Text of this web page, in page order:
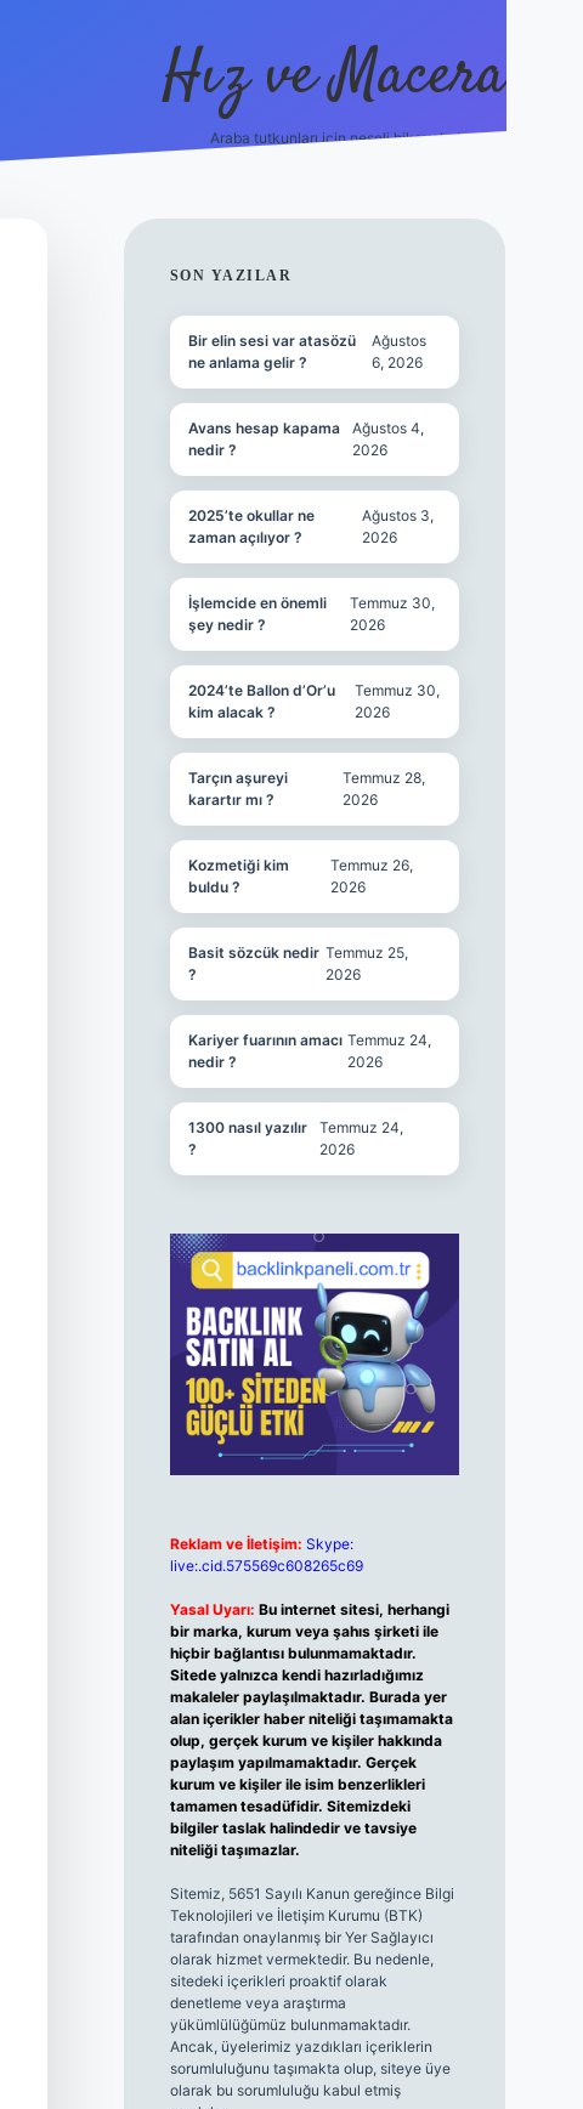
Hız ve Macera
Araba tutkunları için neşeli hikayeler!
SIDEBAR
SON YAZILAR
Bir elin sesi var atasözü
ne anlama gelir ?
Ağustos
6, 2026
Avans hesap kapama
nedir ?
Ağustos 4,
2026
2025’te okullar ne
zaman açılıyor ?
Ağustos 3,
2026
İşlemcide en önemli
şey nedir ?
Temmuz 30,
2026
2024’te Ballon d’Or’u
kim alacak ?
Temmuz 30,
2026
Tarçın aşureyi
karartır mı ?
Temmuz 28,
2026
Kozmetiği kim
buldu ?
Temmuz 26,
2026
Basit sözcük nedir
?
Temmuz 25,
2026
Kariyer fuarının amacı
nedir ?
Temmuz 24,
2026
1300 nasıl yazılır
?
Temmuz 24,
2026
Reklam ve İletişim: Skype:
live:.cid.575569c608265c69
Yasal Uyarı: Bu internet sitesi, herhangi
bir marka, kurum veya şahıs şirketi ile
hiçbir bağlantısı bulunmamaktadır.
Sitede yalnızca kendi hazırladığımız
makaleler paylaşılmaktadır. Burada yer
alan içerikler haber niteliği taşımamakta
olup, gerçek kurum ve kişiler hakkında
paylaşım yapılmamaktadır. Gerçek
kurum ve kişiler ile isim benzerlikleri
tamamen tesadüfidir. Sitemizdeki
bilgiler taslak halindedir ve tavsiye
niteliği taşımazlar.
Sitemiz, 5651 Sayılı Kanun gereğince Bilgi
Teknolojileri ve İletişim Kurumu (BTK)
tarafından onaylanmış bir Yer Sağlayıcı
olarak hizmet vermektedir. Bu nedenle,
sitedeki içerikleri proaktif olarak
denetleme veya araştırma
yükümlülüğümüz bulunmamaktadır.
Ancak, üyelerimiz yazdıkları içeriklerin
sorumluluğunu taşımakta olup, siteye üye
olarak bu sorumluluğu kabul etmiş
hiltonbet